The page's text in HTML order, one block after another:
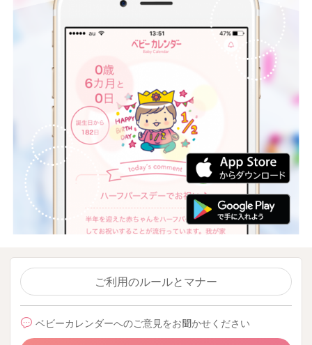
ご利用のルールとマナー
ベビーカレンダーへのご意見をお聞かせください